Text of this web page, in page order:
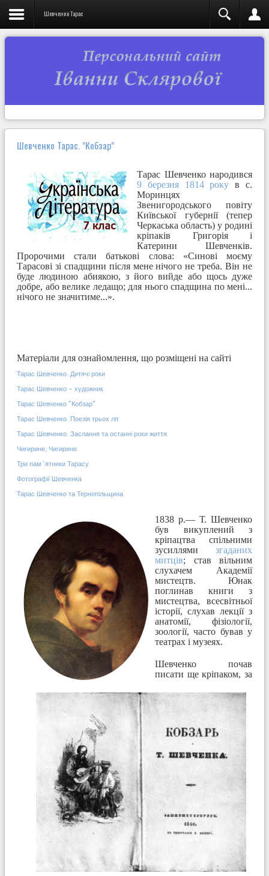
Шевченко Тарас
Шевченко Тарас. "Кобзар"
Тарас Шевченко народився
9 березня 1814 року в с.
Моринцях
Звенигородського повіту
Київської губернії (тепер
Черкаська область) у родині
кріпаків Григорія і
Катерини Шевченків.
Пророчими стали батькові слова: «Синові моєму
Тарасові зі спадщини після мене нічого не треба. Він не
буде людиною абиякою, з його вийде або щось дуже
добре, або велике ледащо; для нього спадщина по мені...
нічого не значитиме...».
Матеріали для ознайомлення, що розміщені на сайті
Тарас Шевченко. Дитячі роки
Тарас Шевченко - художник
Тарас Шевченко "Кобзар"
Тарас Шевченко. Поезія трьох літ
Тарас Шевченко. Заслання та останні роки життя
Чигирине, Чигирине.
Три пам`ятники Тарасу
Фотографії Шевченка
Тарас Шевченко та Тернопільщина
1838 р.— Т. Шевченко
був викуплений з
кріпацтва спільними
зусиллями згаданих
митців; став вільним
слухачем Академії
мистецтв. Юнак
поглинав книги з
мистецтва, всесвітньої
історії, слухав лекції з
анатомії, фізіології,
зоології, часто бував у
театрах і музеях.
Шевченко почав
писати ще кріпаком, за